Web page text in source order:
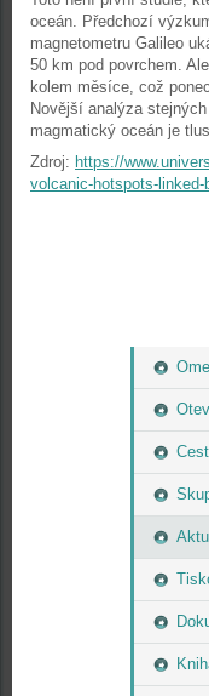
oceán. Předchozí
magnetometru Galileo
50 km pod povrchem.
kolem měsíce, což
Novější analýza
magmatický oceán je
Zdroj: https://
volcanic-hotspots-linked-